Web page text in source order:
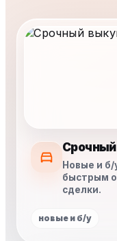
Срочный
Новые и
быстрым
сделки.
новые и б/у